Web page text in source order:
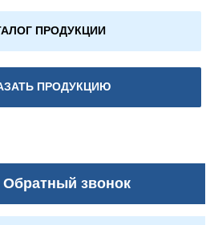
ПРОДУКЦИИ
ПРОДУКЦИЮ
звонок